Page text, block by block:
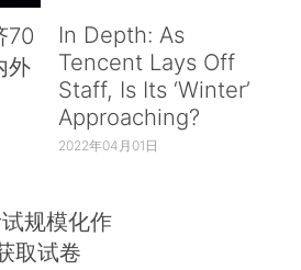
70
外
In Depth: As
Tencent Lays Off
Staff, Is Its ‘Winter’
Approaching?
2022年04月01日
规模化作
取试卷